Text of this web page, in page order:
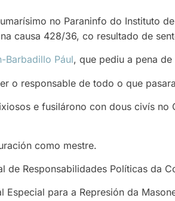
no Paraninfo do Instituto
causa 428/36, co resultado de
Barbadillo Pául, que pediu a pena
o responsable de todo o que
e fusilárono con dous civís no
como mestre.
de Responsabilidades Políticas da
Especial para a Represión da